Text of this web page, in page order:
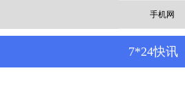
手机网
7*24快讯